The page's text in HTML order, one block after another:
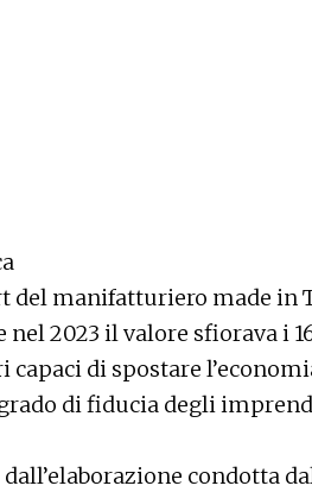
del manifatturiero made in
2023 il valore sfiorava i
di spostare
di fiducia degli
condotta